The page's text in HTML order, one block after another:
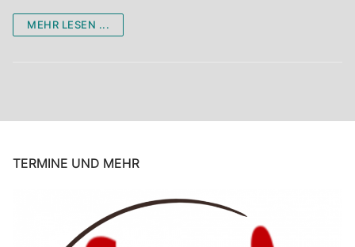
MEHR LESEN ...
TERMINE UND MEHR